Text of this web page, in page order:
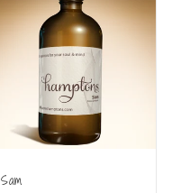
Sam